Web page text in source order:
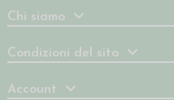
Chi siamo
Condizioni del sito
Account